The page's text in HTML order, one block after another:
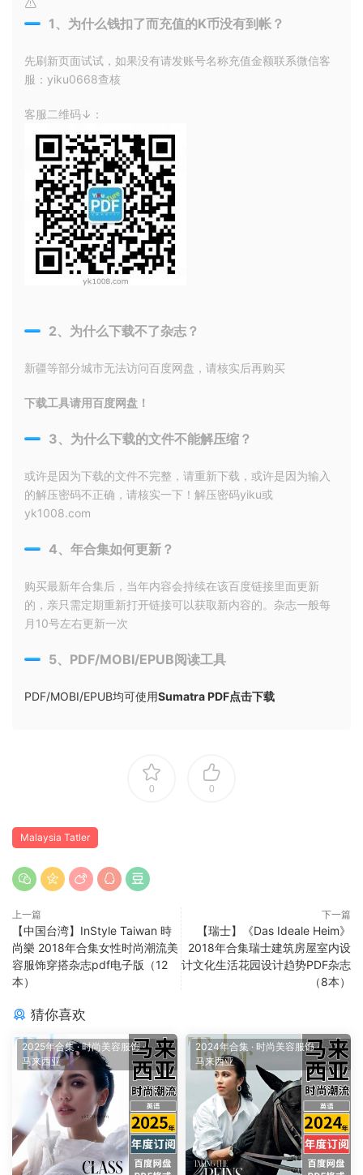
1、为什么钱扣了而充值的K币没有到帐？
先刷新页面试试，如果没有请发账号名称充值金额联系微信客
服：yiku0668查核
客服二维码↓：
2、为什么下载不了杂志？
新疆等部分城市无法访问百度网盘，请核实后再购买
下载工具请用百度网盘！
3、为什么下载的文件不能解压缩？
或许是因为下载的文件不完整，请重新下载，或许是因为输入
的解压密码不正确，请核实一下！解压密码yiku或
yk1008.com
4、年合集如何更新？
购买最新年合集后，当年内容会持续在该百度链接里面更新
的，亲只需定期重新打开链接可以获取新内容的。杂志一般每
月10号左右更新一次
5、PDF/MOBI/EPUB阅读工具
PDF/MOBI/EPUB均可使用Sumatra PDF点击下载
0 0
Malaysia Tatler
上一篇
【中国台湾】InStyle Taiwan 時
尚樂 2018年合集女性时尚潮流美
容服饰穿搭杂志pdf电子版（12
本）
下一篇
【瑞士】《Das Ideale Heim》
2018年合集瑞士建筑房屋室内设
计文化生活花园设计趋势PDF杂志
（8本）
猜你喜欢
2025年合集·时尚美容服饰·
马来西亚
2024年合集 · 时尚美容服饰·
马来西亚